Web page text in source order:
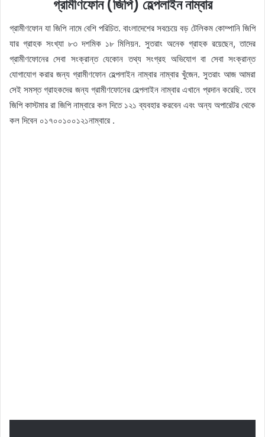
গ্রামীণফোন (জিপি) হেল্পলাইন নাম্বার
গ্রামীণফোন যা জিপি নামে বেশি পরিচিত. বাংলাদেশের সবচেয়ে বড় টেলিকম কোম্পানি জিপি
যার গ্রাহক সংখ্যা ৮৩ দশমিক ১৮ মিলিয়ন. সুতরাং অনেক গ্রাহক রয়েছেন, তাদের
গ্রামীণফোনের সেবা সংক্রান্ত যেকোন তথ্য সংগ্রহ অভিযোগ বা সেবা সংক্রান্ত
যোগাযোগ করার জন্য গ্রামীণফোন হেল্পলাইন নাম্বার নাম্বার খুঁজেন. সুতরাং আজ আমরা
সেই সমস্ত গ্রাহকদের জন্য গ্রামীণফোনের হেল্পলাইন নাম্বার এখানে প্রদান করেছি. তবে
জিপি কাস্টমার রা জিপি নাম্বারে কল দিতে ১২১ ব্যবহার করবেন এবং অন্য অপারেটর থেকে
কল দিবেন ০১৭০০১০০১২১নাম্বারে .